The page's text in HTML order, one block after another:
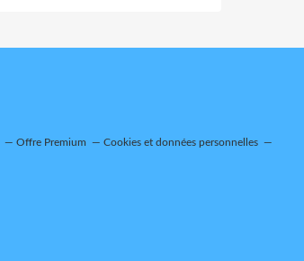
Offre Premium Cookies et données personnelles